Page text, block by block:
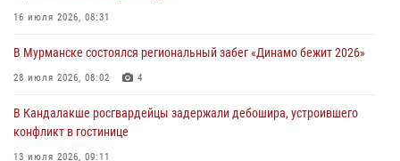
В Управлении Росгвардии по Мурманской области прошло пожарно-
30 июля 2026, 14:05
16 июля 2026, 08:31
В Мурманске состоялся региональный забег «Динамо бежит 2026»
28 июля 2026, 08:02 4
В Кандалакше росгвардейцы задержали дебошира, устроившего
конфликт в гостинице
13 июля 2026, 09:11